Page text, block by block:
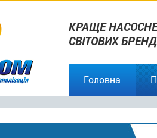
КРАЩЕ
СВІТОВИХ
Головна